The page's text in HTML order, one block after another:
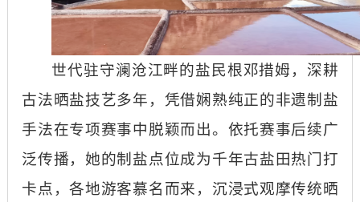
世代驻守澜沧江畔的盐民根邓措姆，深耕
古法晒盐技艺多年，凭借娴熟纯正的非遗制盐
手法在专项赛事中脱颖而出。依托赛事后续广
泛传播，她的制盐点位成为千年古盐田热门打
卡点，各地游客慕名而来，沉浸式观摩传统晒